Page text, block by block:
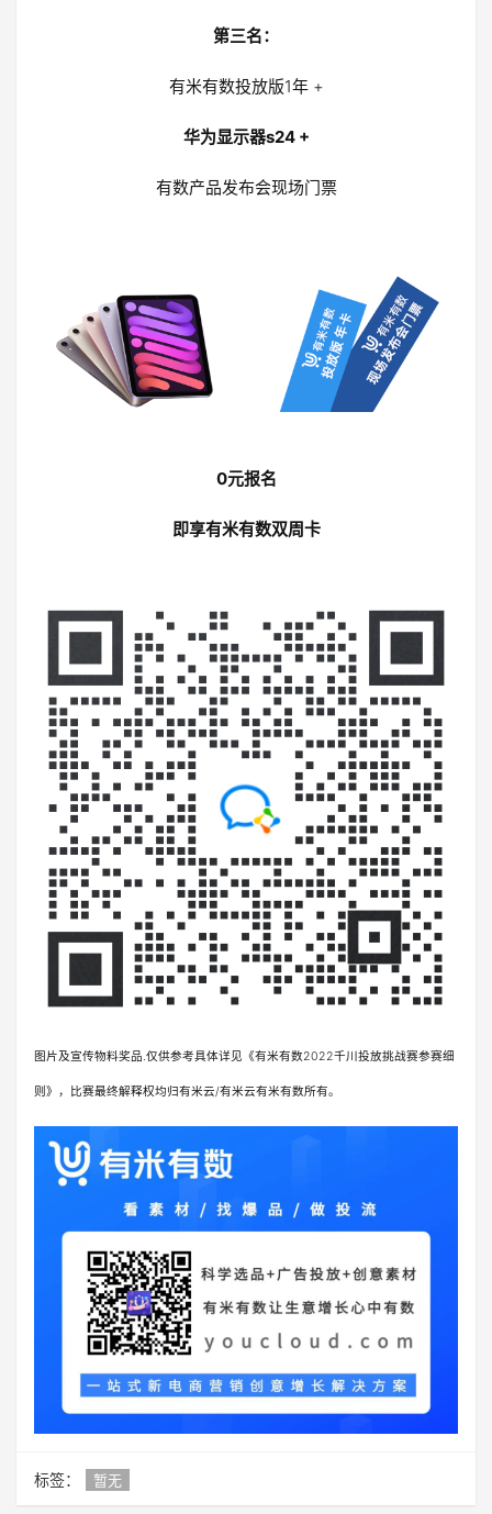
第三名：
有米有数投放版1年 +
华为显示器s24 +
有数产品发布会现场门票
0元报名
即享有米有数双周卡
图片及宣传物料奖品.仅供参考具体详见《有米有数2022千川投放挑战赛参赛细
则》，比赛最终解释权均归有米云/有米云有米有数所有。
标签： 暂无